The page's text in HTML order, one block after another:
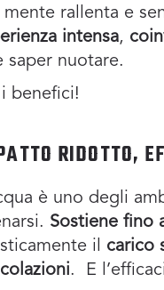
rallenta e
intensa,
saper nuotare.
benefici!
RIDOTTO,
è uno degli
Sostiene fino
il carico
. E